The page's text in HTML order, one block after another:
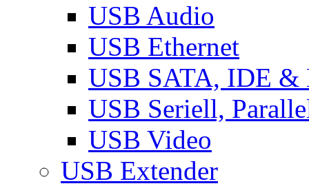
USB Audio
USB Ethernet
USB SATA, IDE &
USB Seriell,
USB Video
USB Extender